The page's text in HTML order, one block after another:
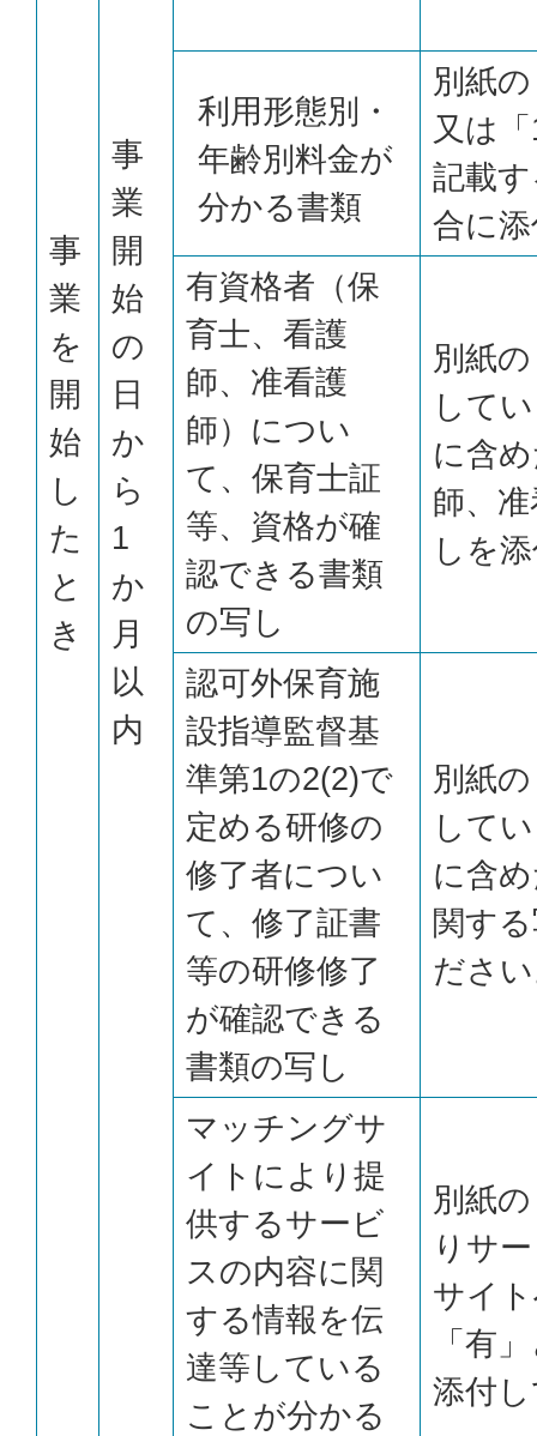
事
業
を
開
始
し
た
と
き
事
業
開
始
の
日
か
ら
1
か
月
以
内
利用形態別・
年齢別料金が
分かる書類
別紙
又は
記載
合に
有資格者（保
育士、看護
師、准看護
師）につい
て、保育士証
等、資格が確
認できる書類
の写し
別紙
して
に含
師、
しを
認可外保育施
設指導監督基
準第1の2(2)で
定める研修の
修了者につい
て、修了証書
等の研修修了
が確認できる
書類の写し
別紙
して
に含
関す
ださ
マッチングサ
イトにより提
供するサービ
スの内容に関
する情報を伝
達等している
ことが分かる
別紙
りサ
サイ
「有
添付